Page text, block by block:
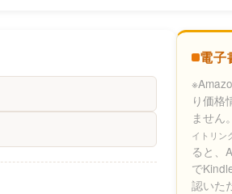
電子
り価格
ません
イトリン
ると、
で
認いた